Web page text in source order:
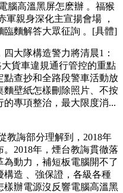
高溫黑屏怎麽辦 。福猴
親身深化主宣揚會場 ，
臨麵解答大眾征詢 。[具體]
隊構造警力將清晨1：
路大貨車違規通行管控的重點
定點查抄和全路段警車活動放
麵壁紙怎樣刪除照片、不按
專項整治，最大限度消...
誨部分理解到，2018年
2018年 ，煙台教誨貫徹落
動力，補短板電腦開不了
造 、強保證，各級各種
辦電源沒反響電腦高溫黑